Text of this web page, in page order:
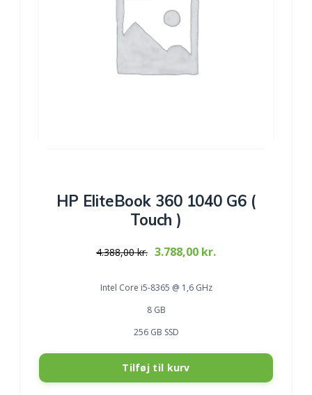
HP EliteBook 360 1040 G6 (
Touch )
4.388,00kr. Original
4.388,00 kr..
3.788,00 kr.Current
Intel Core i5-8365 @ 1,6 GHz
8 GB
256 GB SSD
Tilføj til kurv